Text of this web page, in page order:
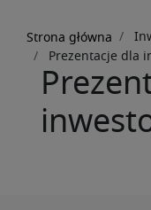
Strona główna
Prezentacje dla